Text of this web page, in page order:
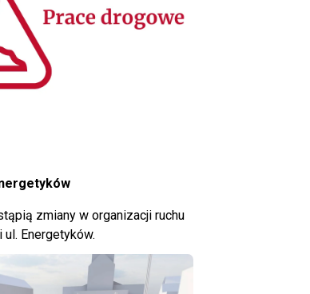
zmiany w organizacji ruchu
Energetyków.